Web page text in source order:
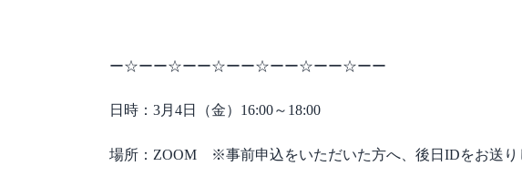
ー☆ーー☆ーー☆ーー☆ーー☆ーー☆ーー
日時： 3月4日（金）16:00～18:00
場所：ZOOM ※事前申込をいただいた方へ、後日IDをお送り